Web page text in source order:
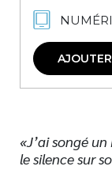
«J’ai songé
le silence sur